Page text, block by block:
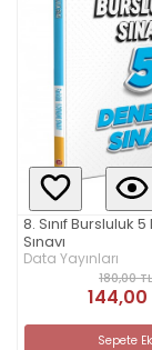
8. Sınıf Bursluluk
Sınavı
Data Yayınları
180,00 TL
144,00
Sepete